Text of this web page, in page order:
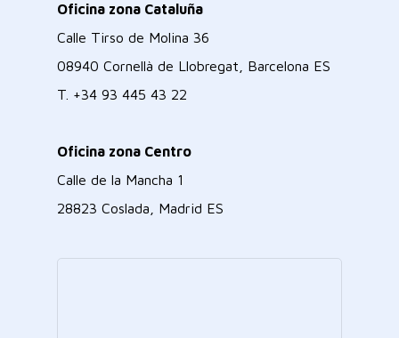
Oficina zona Cataluña
Calle Tirso de Molina 36
08940 Cornellà de Llobregat, Barcelona ES
T. +34 93 445 43 22
Oficina zona Centro
Calle de la Mancha 1
28823 Coslada, Madrid ES